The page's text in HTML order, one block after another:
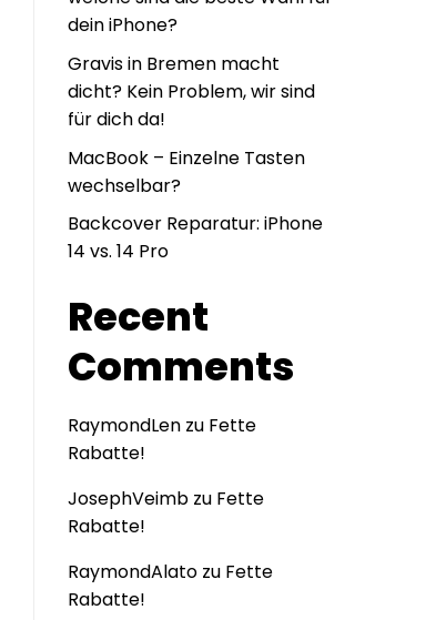
dein iPhone?
Gravis in Bremen macht
dicht? Kein Problem, wir sind
für dich da!
MacBook – Einzelne Tasten
wechselbar?
Backcover Reparatur: iPhone
14 vs. 14 Pro
Recent
Comments
RaymondLen zu Fette
Rabatte!
JosephVeimb zu Fette
Rabatte!
RaymondAlato zu Fette
Rabatte!